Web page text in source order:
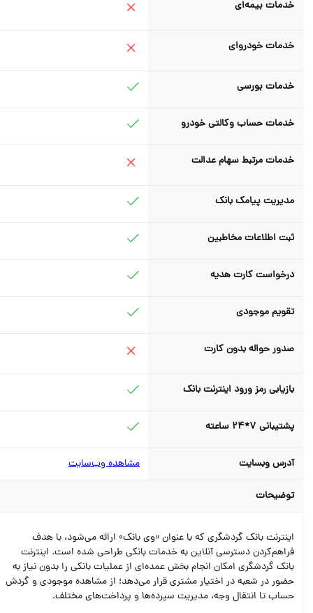
خدمات بیمه‌ای
خدمات خودروای
خدمات بورسی
خدمات حساب وکالتی خودرو
خدمات مرتبط سهام عدالت
مدیریت پیامک بانک
ثبت اطلاعات مخاطبین
درخواست کارت هدیه
تقویم موجودی
صدور حواله بدون کارت
بازیابی رمز ورود اینترنت بانک
پشتیبانی 7*24 ساعته
آدرس وبسایت مشاهده وب‌سایت
توضیحات
اینترنت‌ بانک گردشگری که با عنوان «وی‌ بانک» ارائه می‌شود، با هدف
فراهم‌کردن دسترسی آنلاین به خدمات بانکی طراحی شده است. اینترنت
بانک گردشگری امکان انجام بخش عمده‌ای از عملیات بانکی را بدون نیاز به
حضور در شعبه در اختیار مشتری قرار می‌دهد؛ از مشاهده موجودی و گردش
حساب تا انتقال وجه، مدیریت سپرده‌ها و پرداخت‌های مختلف.